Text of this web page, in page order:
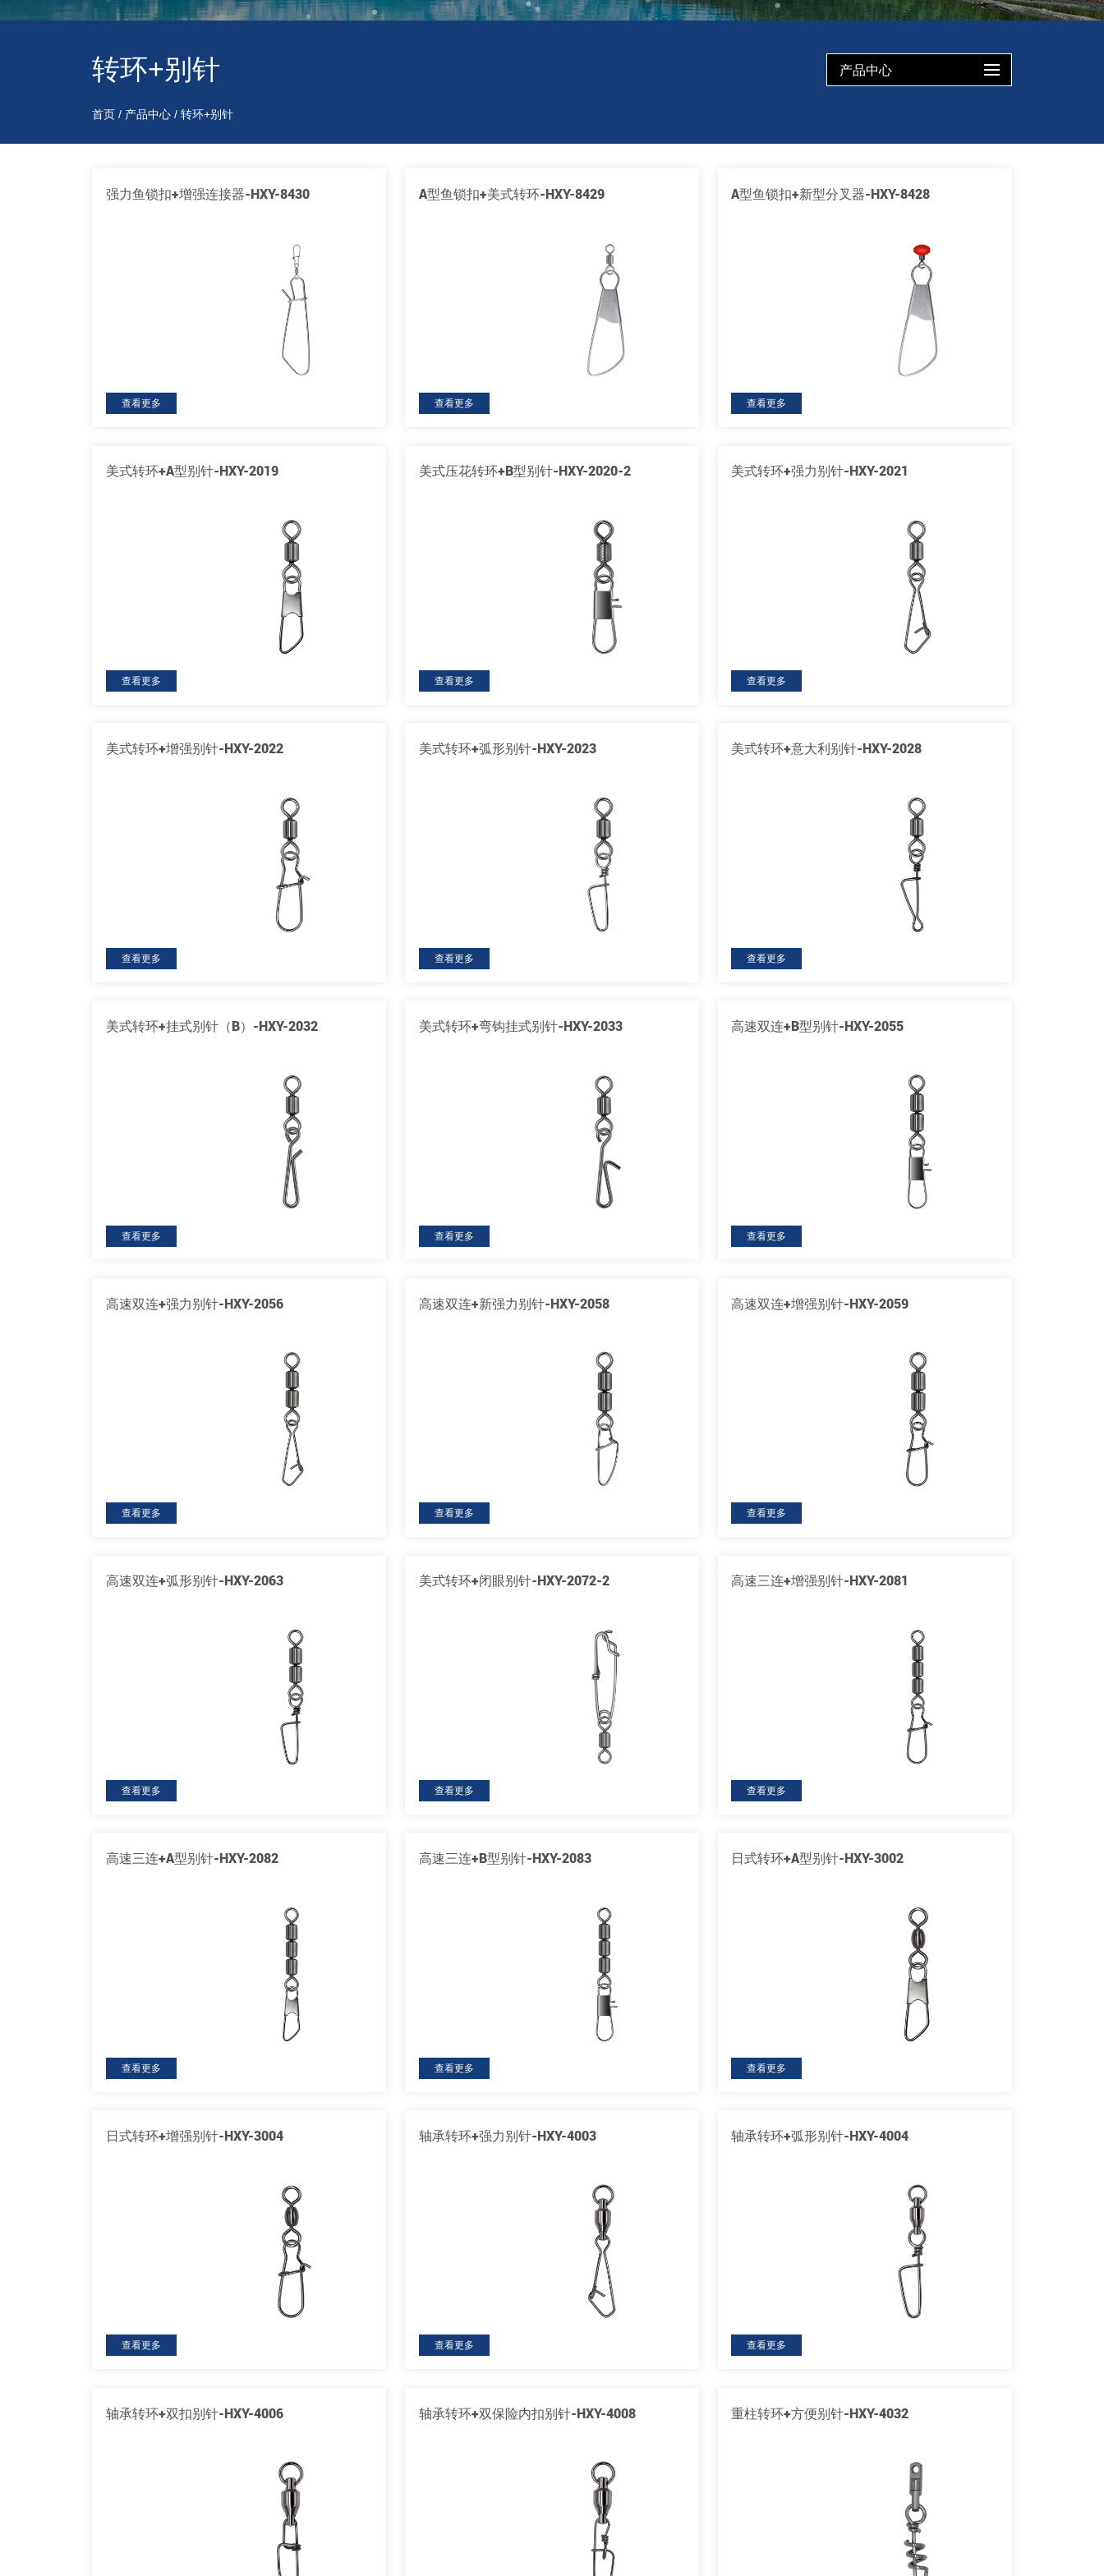
转环+别针
首页 / 产品中心 / 转环+别针
产品中心
强力鱼锁扣+增强连接器-HXY-8430
查看更多
A型鱼锁扣+美式转环-HXY-8429
查看更多
A型鱼锁扣+新型分叉器-HXY-8428
查看更多
美式转环+A型别针-HXY-2019
查看更多
美式压花转环+B型别针-HXY-2020-2
查看更多
美式转环+强力别针-HXY-2021
查看更多
美式转环+增强别针-HXY-2022
查看更多
美式转环+弧形别针-HXY-2023
查看更多
美式转环+意大利别针-HXY-2028
查看更多
美式转环+挂式别针（B）-HXY-2032
查看更多
美式转环+弯钩挂式别针-HXY-2033
查看更多
高速双连+B型别针-HXY-2055
查看更多
高速双连+强力别针-HXY-2056
查看更多
高速双连+新强力别针-HXY-2058
查看更多
高速双连+增强别针-HXY-2059
查看更多
高速双连+弧形别针-HXY-2063
查看更多
美式转环+闭眼别针-HXY-2072-2
查看更多
高速三连+增强别针-HXY-2081
查看更多
高速三连+A型别针-HXY-2082
查看更多
高速三连+B型别针-HXY-2083
查看更多
日式转环+A型别针-HXY-3002
查看更多
日式转环+增强别针-HXY-3004
查看更多
轴承转环+强力别针-HXY-4003
查看更多
轴承转环+弧形别针-HXY-4004
查看更多
轴承转环+双扣别针-HXY-4006 轴承转环+双保险内扣别针-HXY-4008 重柱转环+方便别针-HXY-4032